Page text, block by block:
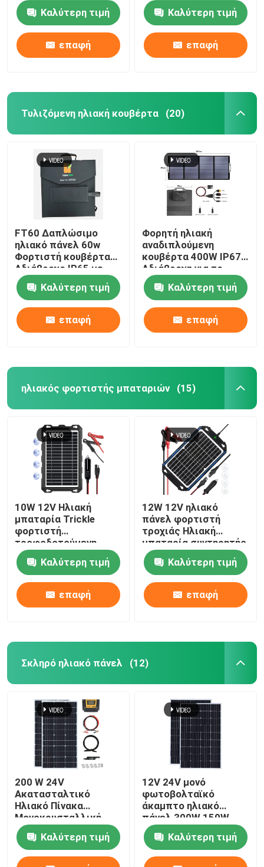
Καλύτερη τιμή
επαφή
Καλύτερη τιμή
επαφή
Τυλιζόμενη ηλιακή κουβέρτα (20)
FT60 Δαπλώσιμο
ηλιακό πάνελ 60w
Φορτιστή κουβέρτα
Αδιάβροχο IP65 με
μαύρο
Καλύτερη τιμή
επαφή
Φορητή ηλιακή
αναδιπλούμενη
κουβέρτα 400W IP67
Αδιάβροχη για το
σταθμό παραγωγής
ηλεκτρικής ενέργειας
Καλύτερη τιμή
επαφή
ηλιακός φορτιστής μπαταριών (15)
10W 12V Ηλιακή
μπαταρία Trickle
φορτιστή
τροφοδοτούμενη
μπαταρία συντηρητής
ΝαυτικόΚαλύτερη τιμή
επαφή
12W 12V ηλιακό
πάνελ φορτιστή
τροχιάς Ηλιακή
μπαταρία συντηρητής
MPPT
Καλύτερη τιμή
επαφή
Σκληρό ηλιακό πάνελ (12)
200 W 24V
Ακατασταλτικό
Ηλιακό Πίνακα
Μονοκρυσταλλική
Ενότητα Εκτός
Δικτύου Σύστημα
Καλύτερη τιμή
12V 24V μονό
φωτοβολταϊκό
άκαμπτο ηλιακό
πάνελ 300W 150W
ισχύς
Καλύτερη τιμή